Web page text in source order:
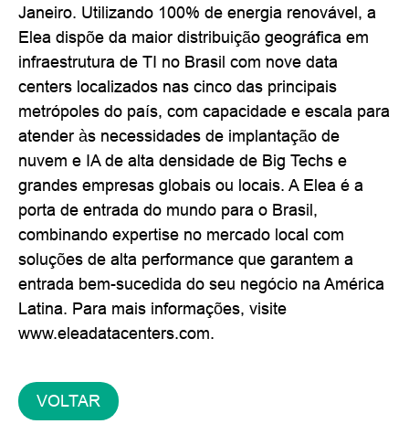
Janeiro. Utilizando 100% de energia renovável, a
Elea dispõe da maior distribuição geográfica em
infraestrutura de TI no Brasil com nove data
centers localizados nas cinco das principais
metrópoles do país, com capacidade e escala para
atender às necessidades de implantação de
nuvem e IA de alta densidade de Big Techs e
grandes empresas globais ou locais. A Elea é a
porta de entrada do mundo para o Brasil,
combinando expertise no mercado local com
soluções de alta performance que garantem a
entrada bem-sucedida do seu negócio na América
Latina. Para mais informações, visite
www.eleadatacenters.com.
VOLTAR